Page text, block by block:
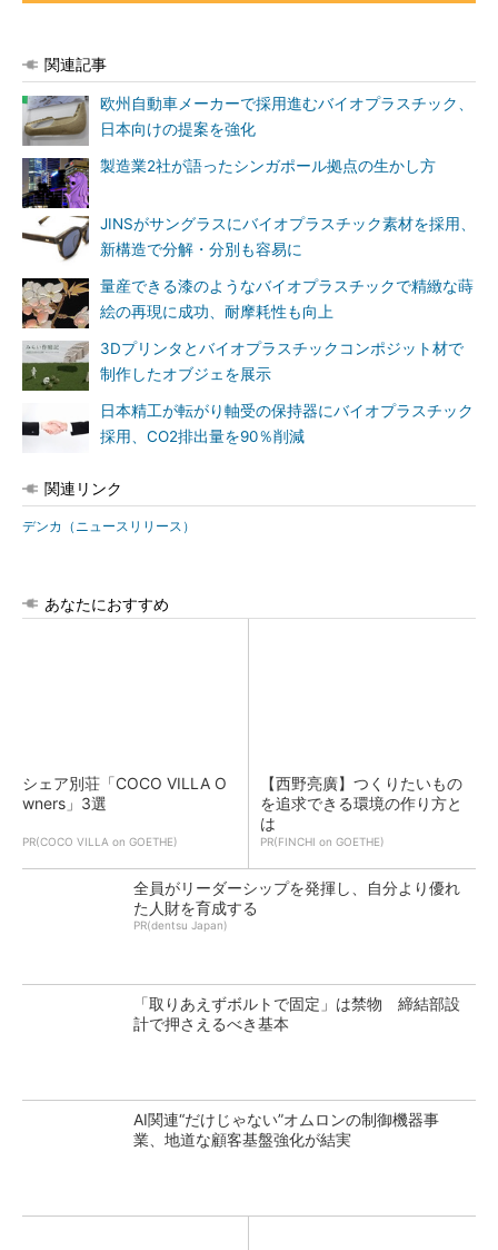
関連記事
欧州自動車メーカーで採用進むバイオプラスチック、
日本向けの提案を強化
製造業2社が語ったシンガポール拠点の生かし方
JINSがサングラスにバイオプラスチック素材を採用、
新構造で分解・分別も容易に
量産できる漆のようなバイオプラスチックで精緻な蒔
絵の再現に成功、耐摩耗性も向上
3Dプリンタとバイオプラスチックコンポジット材で
制作したオブジェを展示
日本精工が転がり軸受の保持器にバイオプラスチック
採用、CO2排出量を90％削減
関連リンク
デンカ（ニュースリリース）
あなたにおすすめ
シェア別荘「COCO VILLA O
wners」3選
PR(COCO VILLA on GOETHE)
【西野亮廣】つくりたいもの
を追求できる環境の作り方と
は
PR(FINCHI on GOETHE)
全員がリーダーシップを発揮し、自分より優れ
た人財を育成する
PR(dentsu Japan)
「取りあえずボルトで固定」は禁物 締結部設
計で押さえるべき基本
AI関連“だけじゃない”オムロンの制御機器事
業、地道な顧客基盤強化が結実